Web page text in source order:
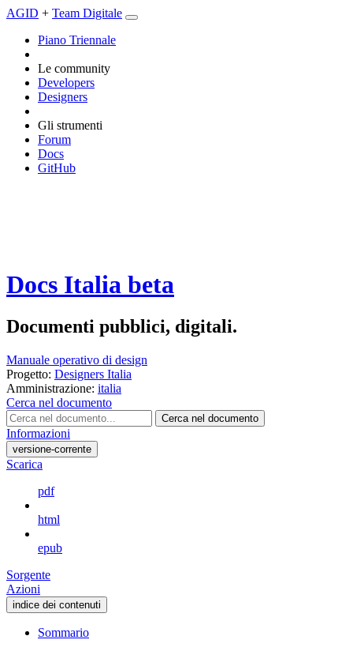
AGID + Team Digitale
Piano Triennale
Le community
Developers
Designers
Gli strumenti
Forum
Docs
GitHub
Docs Italia beta
Documenti pubblici, digitali.
Manuale operativo di design
Progetto: Designers Italia
Amministrazione: italia
Cerca nel documento
Cerca nel documento
Informazioni
versione-corrente
Scarica
pdf
html
epub
Sorgente
Azioni
indice dei contenuti
Sommario